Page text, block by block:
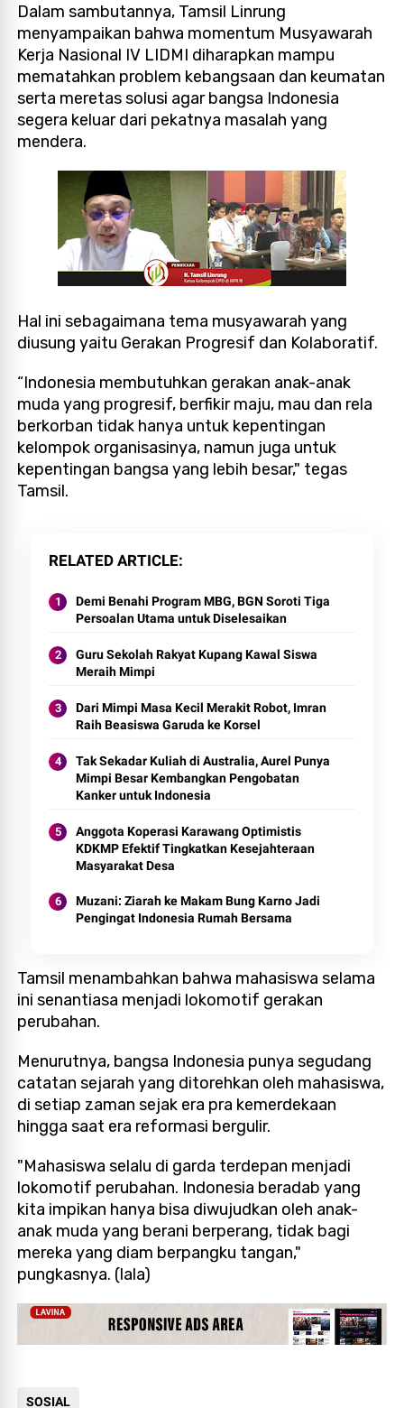
Dalam sambutannya, Tamsil Linrung
menyampaikan bahwa momentum Musyawarah
Kerja Nasional IV LIDMI diharapkan mampu
mematahkan problem kebangsaan dan keumatan
serta meretas solusi agar bangsa Indonesia
segera keluar dari pekatnya masalah yang
mendera.
Hal ini sebagaimana tema musyawarah yang
diusung yaitu Gerakan Progresif dan Kolaboratif.
“Indonesia membutuhkan gerakan anak-anak
muda yang progresif, berfikir maju, mau dan rela
berkorban tidak hanya untuk kepentingan
kelompok organisasinya, namun juga untuk
kepentingan bangsa yang lebih besar," tegas
Tamsil.
RELATED ARTICLE
Demi Benahi Program MBG, BGN Soroti Tiga
Persoalan Utama untuk Diselesaikan
Guru Sekolah Rakyat Kupang Kawal Siswa
Meraih Mimpi
Dari Mimpi Masa Kecil Merakit Robot, Imran
Raih Beasiswa Garuda ke Korsel
Tak Sekadar Kuliah di Australia, Aurel Punya
Mimpi Besar Kembangkan Pengobatan
Kanker untuk Indonesia
Anggota Koperasi Karawang Optimistis
KDKMP Efektif Tingkatkan Kesejahteraan
Masyarakat Desa
Muzani: Ziarah ke Makam Bung Karno Jadi
Pengingat Indonesia Rumah Bersama
Tamsil menambahkan bahwa mahasiswa selama
ini senantiasa menjadi lokomotif gerakan
perubahan.
Menurutnya, bangsa Indonesia punya segudang
catatan sejarah yang ditorehkan oleh mahasiswa,
di setiap zaman sejak era pra kemerdekaan
hingga saat era reformasi bergulir.
"Mahasiswa selalu di garda terdepan menjadi
lokomotif perubahan. Indonesia beradab yang
kita impikan hanya bisa diwujudkan oleh anak-
anak muda yang berani berperang, tidak bagi
mereka yang diam berpangku tangan,"
pungkasnya. (lala)
SOSIAL